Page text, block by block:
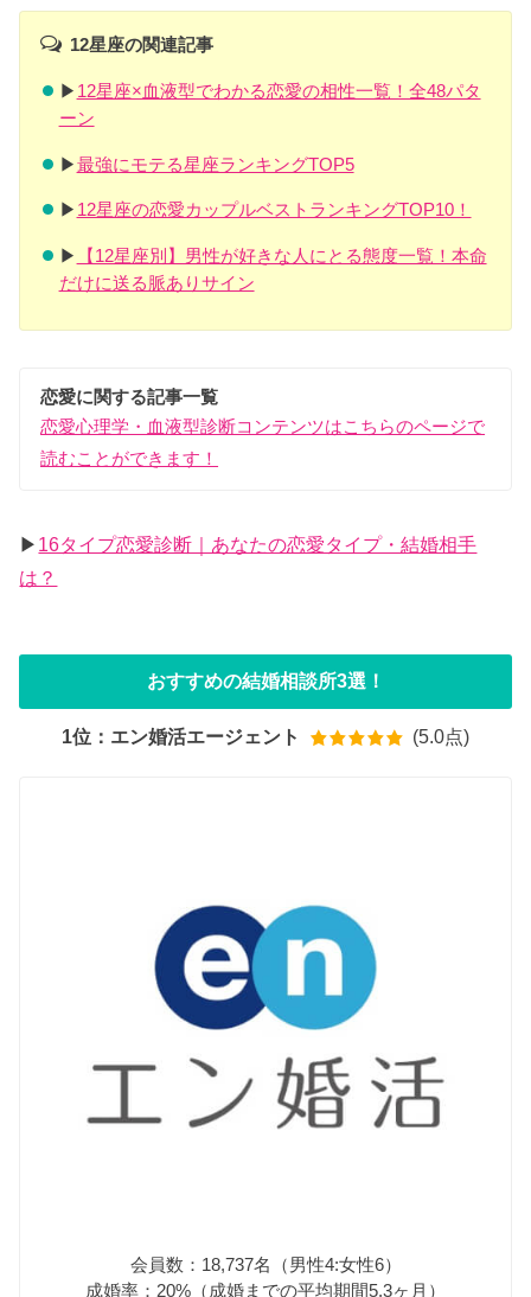
12星座の関連記事
▶︎ 12星座×血液型でわかる恋愛の相性一覧！全48パタ
ーン
▶︎最強にモテる星座ランキングTOP5
▶︎ 12星座の恋愛カップルベストランキングTOP10！
▶︎
【12星座別】男性が好きな人にとる態度一覧！本命
だけに送る脈ありサイン
恋愛に関する記事一覧
恋愛心理学・血液型診断コンテンツはこちらのページで
読むことができます！
▶︎ 16タイプ恋愛診断｜あなたの恋愛タイプ・結婚相手
は？
おすすめの結婚相談所3選！
1位：エン婚活エージェント (5.0点)
会員数：18,737名（男性4:女性6）
成婚率：20%（成婚までの平均期間5.3ヶ月）